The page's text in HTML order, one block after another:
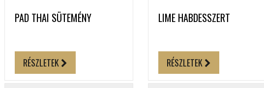
PAD THAI SÜTEMÉNY
RÉSZLETEK
LIME HABDESSZERT
RÉSZLETEK